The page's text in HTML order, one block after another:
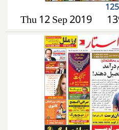
Thu 12 Sep 2019